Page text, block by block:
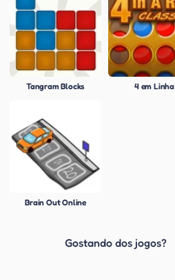
Tangram Blocks 4 em Linha
Brain Out Online
Gostando dos jogos?